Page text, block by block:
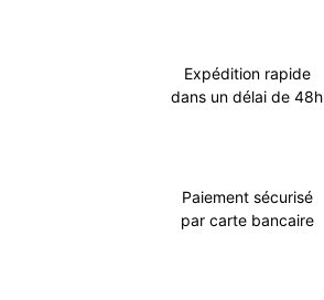
Expédition rapide
dans un délai de 48h
Paiement sécurisé
par carte bancaire